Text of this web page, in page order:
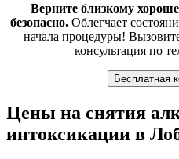
Верните близкому
безопасно.Облегчает
начала процедуры!
консультация по
Бесплатная
Цены на снятия
интоксикации в